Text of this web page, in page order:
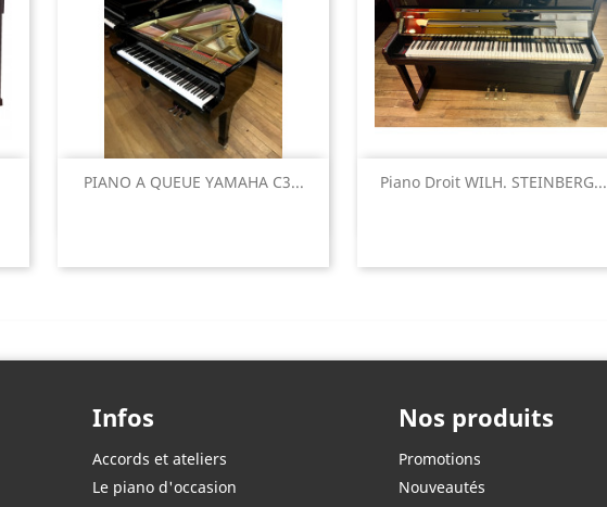
PIANO A QUEUE YAMAHA C3...
 Aperçu rapide Piano Droit WILH. STEINBERG...
Aperçu rapide
Infos
Accords et ateliers
Le piano d'occasion
Nos produits
Promotions
Nouveautés